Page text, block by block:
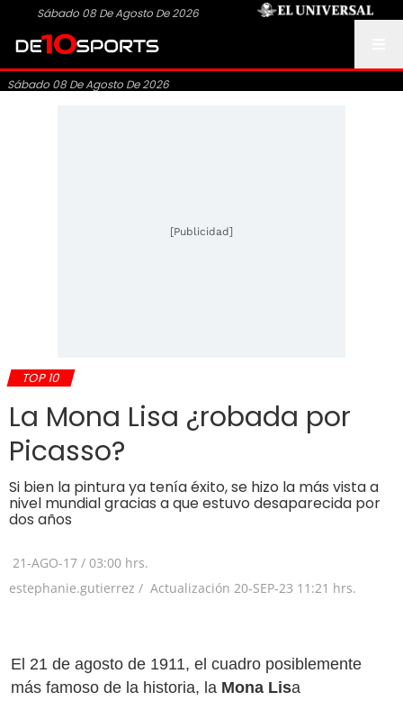
Sábado 08 De Agosto De 2026
Sábado 08 De Agosto De 2026
[Publicidad]
TOP 10
La Mona Lisa ¿robada por
Picasso?
Si bien la pintura ya tenía éxito, se hizo la más vista a
nivel mundial gracias a que estuvo desaparecida por
dos años
21-AGO-17 / 03:00 hrs.
estephanie.gutierrez / Actualización 20-SEP-23 11:21 hrs.
El 21 de agosto de 1911, el cuadro posiblemente
más famoso de la historia, la Mona Lisa